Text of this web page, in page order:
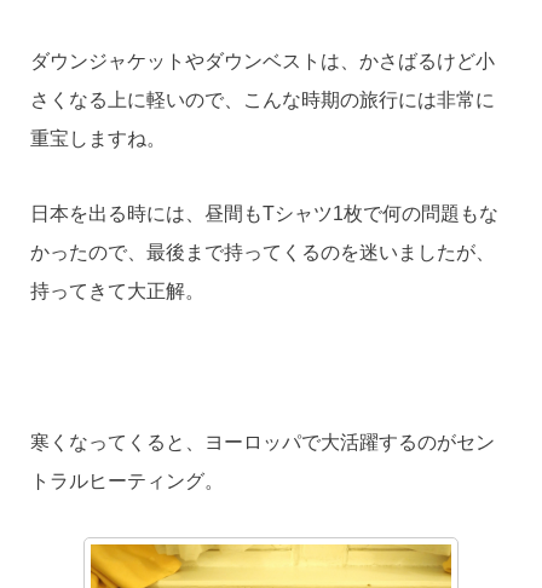
ダウンジャケットやダウンベストは、かさばるけど小
さくなる上に軽いので、こんな時期の旅行には非常に
重宝しますね。
日本を出る時には、昼間もTシャツ1枚で何の問題もな
かったので、最後まで持ってくるのを迷いましたが、
持ってきて大正解。
寒くなってくると、ヨーロッパで大活躍するのがセン
トラルヒーティング。